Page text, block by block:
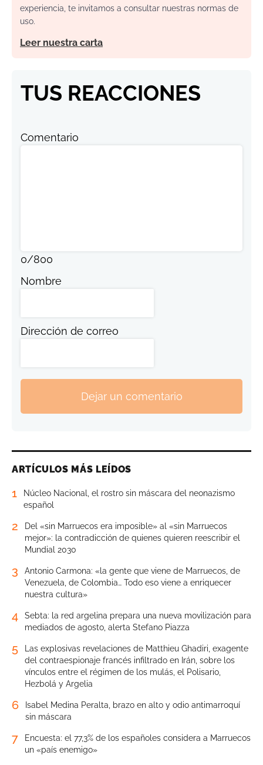
experiencia, te invitamos a consultar nuestras normas de
uso.
Leer nuestra carta
TUS REACCIONES
Comentario
0/800
Nombre
Dirección de correo
Dejar un comentario
ARTÍCULOS MÁS LEÍDOS
1
Núcleo Nacional, el rostro sin máscara del neonazismo
español
2
Del «sin Marruecos era imposible» al «sin Marruecos
mejor»: la contradicción de quienes quieren reescribir el
Mundial 2030
3
Antonio Carmona: «la gente que viene de Marruecos, de
Venezuela, de Colombia… Todo eso viene a enriquecer
nuestra cultura»
4
Sebta: la red argelina prepara una nueva movilización para
mediados de agosto, alerta Stefano Piazza
5
Las explosivas revelaciones de Matthieu Ghadiri, exagente
del contraespionaje francés infiltrado en Irán, sobre los
vínculos entre el régimen de los mulás, el Polisario,
Hezbolá y Argelia
6
Isabel Medina Peralta, brazo en alto y odio antimarroquí
sin máscara
7
Encuesta: el 77,3% de los españoles considera a Marruecos
un «país enemigo»